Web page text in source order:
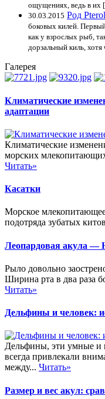
ощущениях, ведь в
30.03.2015 Род
боковых килей.
как у взрослых рыб,
дорзальный киль,
Галерея
Климатические
адаптации
Климатические
морских
Читать»
Касатки
Морское
подотряда зубатых
Леопардовая акула —
Рыло довольно
Ширина рта в два раза
Читать»
Дельфины и человек:
Дельфины, эти умные и
всегда привлекали
между... Читать»
Размер и вес акул: